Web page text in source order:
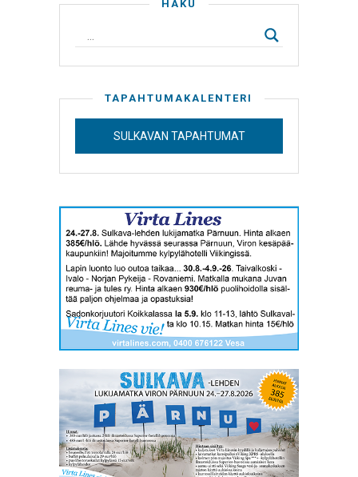
HAKU
TAPAHTUMAKALENTERI
SULKAVAN TAPAHTUMAT